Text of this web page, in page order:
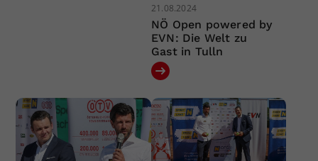
21.08.2024
NÖ Open powered by
EVN: Die Welt zu
Gast in Tulln